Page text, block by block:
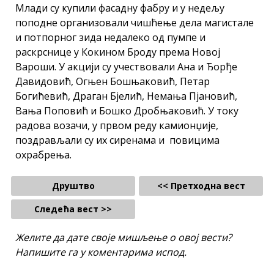
Млади су купили фасадну фабру и у недељу
поподне организовали чишћење дела магистале
и потпорног зида недалеко од пумпе и
раскрснице у Кокином Броду према Новој
Вароши. У акцији су учествовали Ана и Ђорђе
Давидовић, Огњен Бошњаковић, Петар
Богићевић, Драган Бјелић, Немања Пјановић,
Вања Поповић и Бошко Дробњаковић. У току
радова возачи, у првом реду камионџије,
поздрављали су их сиренама и повицима
охрабрења.
Друштво
<< Претходна вест
Следећа вест >>
Желите да дате своје мишљење о овој вести?
Напишите га у коментарима испод.